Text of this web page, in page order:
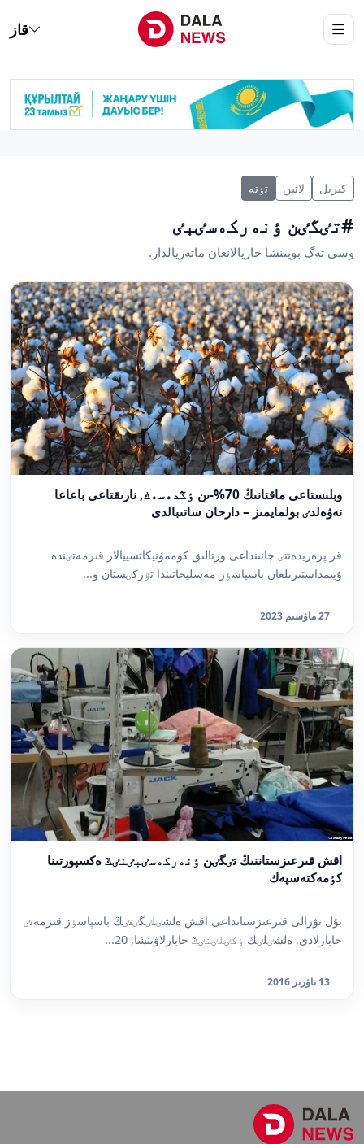
قاز
كىرىل لاتىن تٶتە
#تٸگٸن ٶنەركەسٸبٸ
وسى تەگ بويىنشا جاريالانعان ماتەريالدار.
وبلىستاعى ماقتانىڭ 70%-ىن ٶڭدەسەك, نارىقتاعى باعاعا
تەۋەلدٸ بولمايمىز – دارحان ساتىبالدى
قر پرەزيدەنتٸ جانىنداعى ورتالىق كوممۋنيكاتسييالار قىزمەتٸندە
ۇيىمداستىرىلعان باسپاسٶز مەسليحاتىندا تٷركٸستان و...
27 ماۋسىم 2023
اقش قىرعىزستاننىڭ تٸگٸن ٶنەركەسٸبٸنٸڭ ەكسپورتىنا
كٶمەكتەسپەك
بۇل تۋرالى قىرعىزستانداعى اقش ەلشٸلٸگٸنٸڭ باسپاسٶز قىزمەتٸ
حابارلادى. ەلشٸلٸك ٶكٸلٸنٸڭ حابارلاۋىنشا, 20...
13 ناۋرىز 2016